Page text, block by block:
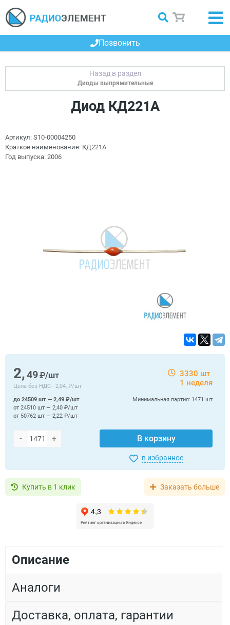
Позвонить
Диоды выпрямительные
Диод КД221А
Артикул: S10-00004250
Краткое наименование: КД221А
Год выпуска: 2006
2,49₽/шт
Цена без НДС - 2,04, ₽/шт
3330 шт
1 неделя
- + В корзину
Минимальная партия: 1471 шт
до 24509 шт — 2,49 ₽/шт
от 24510 шт — 2,40 ₽/шт
от 50762 шт — 2,22 ₽/шт
в избранное
Купить в 1 клик Заказать больше
Описание
Аналоги
Доставка, оплата, гарантии